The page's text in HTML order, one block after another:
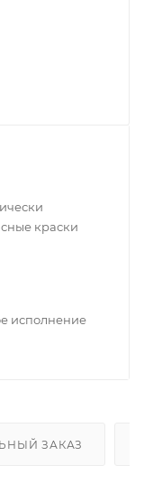
краски
исполнение
ЗАКАЗ